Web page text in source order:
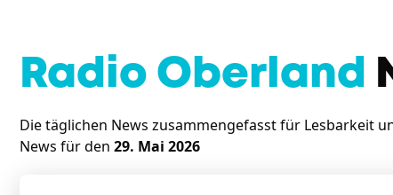
Radio Oberland
Die täglichen News zusammengefasst für Lesbarkeit
News für den 29. Mai 2026